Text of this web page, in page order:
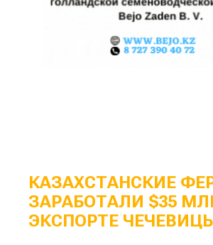
КАЗАХСТАНСКИЕ
ЗАРАБОТАЛИ $35
ЭКСПОРТЕ